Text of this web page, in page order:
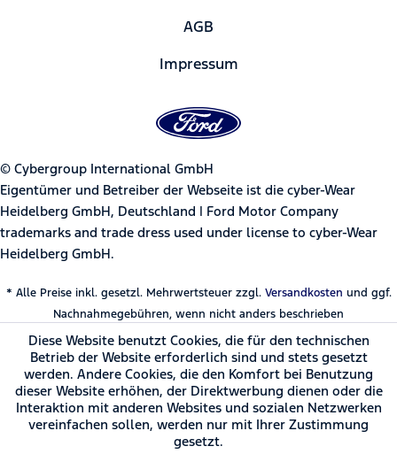
AGB
Impressum
© Cybergroup International GmbH
Eigentümer und Betreiber der Webseite ist die cyber-Wear
Heidelberg GmbH, Deutschland | Ford Motor Company
trademarks and trade dress used under license to cyber-Wear
Heidelberg GmbH.
* Alle Preise inkl. gesetzl. Mehrwertsteuer zzgl. Versandkosten und ggf.
Nachnahmegebühren, wenn nicht anders beschrieben
Diese Website benutzt Cookies, die für den technischen
Betrieb der Website erforderlich sind und stets gesetzt
werden. Andere Cookies, die den Komfort bei Benutzung
dieser Website erhöhen, der Direktwerbung dienen oder die
Interaktion mit anderen Websites und sozialen Netzwerken
vereinfachen sollen, werden nur mit Ihrer Zustimmung
gesetzt.